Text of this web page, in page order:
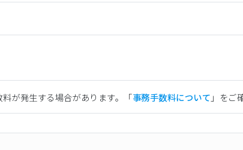
が発生する場合があります。「事務手数料について 」をご